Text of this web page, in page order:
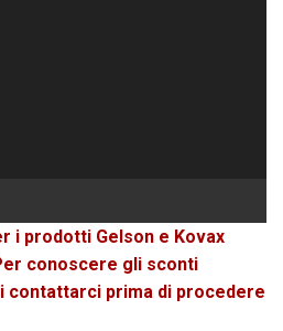
i prodotti Gelson e Kovax
conoscere gli sconti
contattarci prima di procedere